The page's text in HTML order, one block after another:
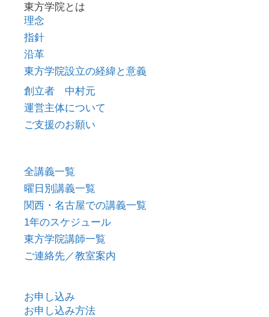
東方学院とは
理念
指針
沿革
東方学院設立の経緯と意義
創立者 中村元
運営主体について
ご支援のお願い
全講義一覧
曜日別講義一覧
関西・名古屋での講義一覧
1年のスケジュール
東方学院講師一覧
ご連絡先／教室案内
お申し込み
お申し込み方法